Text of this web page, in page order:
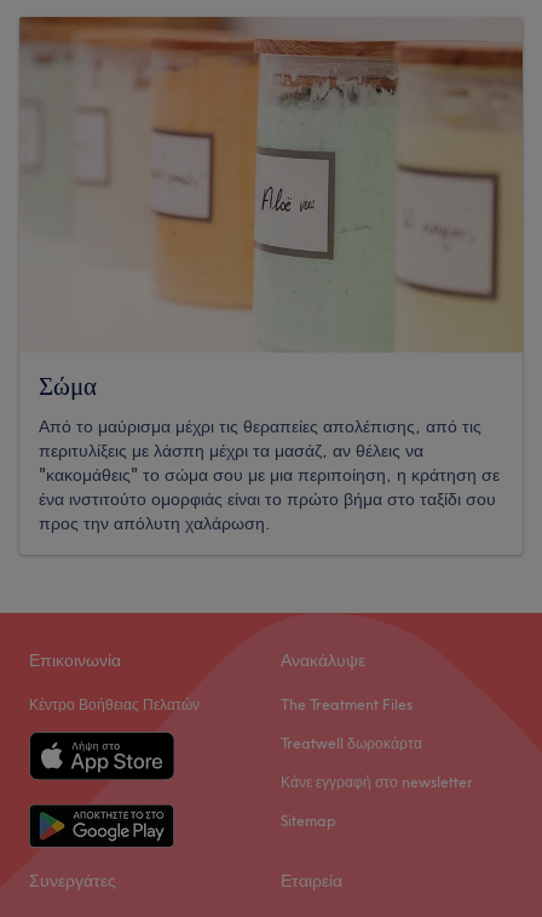
Σώμα
Από το μαύρισμα μέχρι τις θεραπείες απολέπισης, από τις
περιτυλίξεις με λάσπη μέχρι τα μασάζ, αν θέλεις να
"κακομάθεις" το σώμα σου με μια περιποίηση, η κράτηση σε
ένα ινστιτούτο ομορφιάς είναι το πρώτο βήμα στο ταξίδι σου
προς την απόλυτη χαλάρωση.
Επικοινωνία
Κέντρο Βοήθειας Πελατών
Ανακάλυψε
The Treatment Files
Treatwell δωροκάρτα
Κάνε εγγραφή στο newsletter
Sitemap
Συνεργάτες Εταιρεία